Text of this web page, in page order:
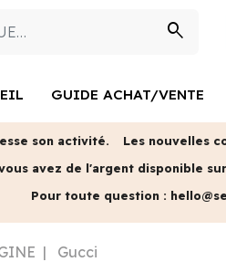
search
GUIDE ACHAT/VENTE
son activité.
Les nouvelles
avez de l'argent disponible
Pour toute question :
Gucci